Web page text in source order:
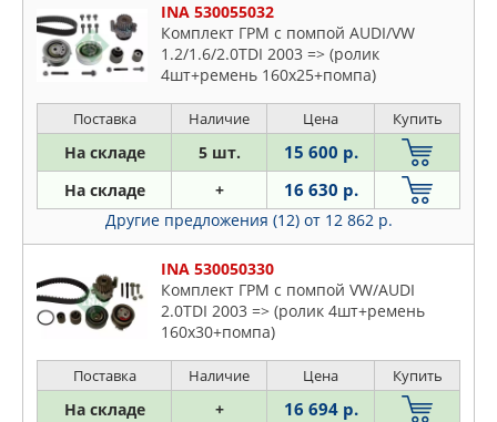
INA 530055032
Комплект ГРМ с помпой AUDI/VW
1.2/1.6/2.0TDI 2003 => (ролик
4шт+ремень 160x25+помпа)
Поставка Наличие Цена Купить
На складе 5 шт. 15 600 р.
На складе + 16 630 р.
Другие предложения (12) от 12 862 р.
INA 530050330
Комплект ГРМ с помпой VW/AUDI
2.0TDI 2003 => (ролик 4шт+ремень
160x30+помпа)
Поставка Наличие Цена Купить
На складе + 16 694 р.